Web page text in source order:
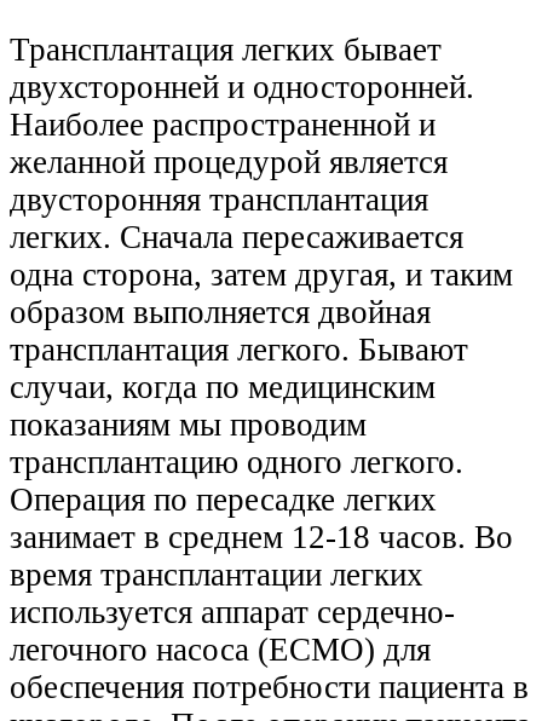
Трансплантация легких бывает
двухсторонней и односторонней.
Наиболее распространенной и
желанной процедурой является
двусторонняя трансплантация
легких. Сначала пересаживается
одна сторона, затем другая, и таким
образом выполняется двойная
трансплантация легкого. Бывают
случаи, когда по медицинским
показаниям мы проводим
трансплантацию одного легкого.
Операция по пересадке легких
занимает в среднем 12-18 часов. Во
время трансплантации легких
используется аппарат сердечно-
легочного насоса (ECMO) для
обеспечения потребности пациента в